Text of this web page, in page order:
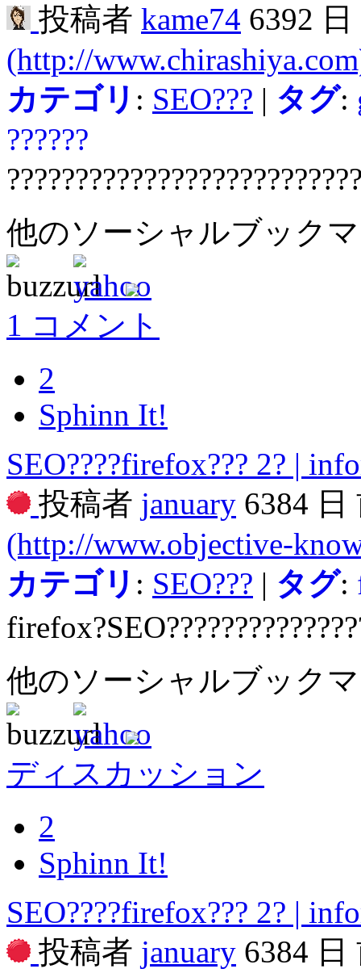
投稿者 kame74 6392
(http://
カテゴリ : SEO??? | タグ:
??????
他のソーシャルブック
1 コメント
2
Sphinn It!
SEO????firefox??? 2? |
投稿者 january 6384 日
(http://www.objective-
カテゴリ : SEO??? | タグ:
他のソーシャルブック
ディスカッション
2
Sphinn It!
SEO????firefox??? 2? |
投稿者 january 6384 日